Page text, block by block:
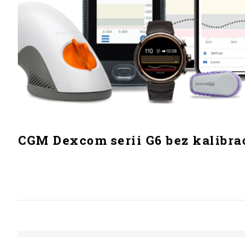
CGM Dexcom serii G6 bez